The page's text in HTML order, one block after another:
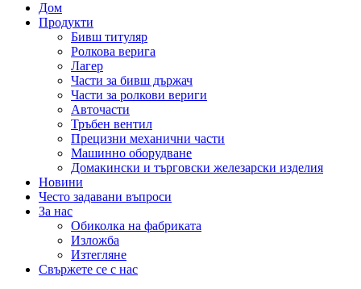
Дом
Продукти
Бивш титуляр
Ролкова верига
Лагер
Части за бивш държач
Части за ролкови вериги
Авточасти
Тръбен вентил
Прецизни механични части
Машинно оборудване
Домакински и търговски железарски изделия
Новини
Често задавани въпроси
За нас
Обиколка на фабриката
Изложба
Изтегляне
Свържете се с нас